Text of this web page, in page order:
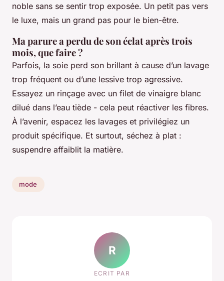
noble sans se sentir trop exposée. Un petit pas vers
le luxe, mais un grand pas pour le bien-être.
Ma parure a perdu de son éclat après trois
mois, que faire ?
Parfois, la soie perd son brillant à cause d’un lavage
trop fréquent ou d’une lessive trop agressive.
Essayez un rinçage avec un filet de vinaigre blanc
dilué dans l’eau tiède - cela peut réactiver les fibres.
À l’avenir, espacez les lavages et privilégiez un
produit spécifique. Et surtout, séchez à plat :
suspendre affaiblit la matière.
mode
R
ECRIT PAR